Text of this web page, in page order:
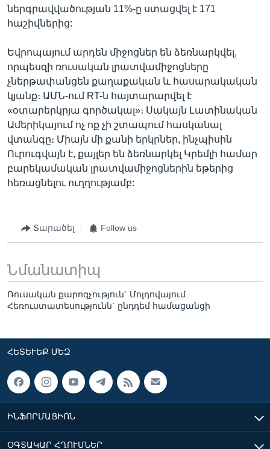
ներգրավվածության 11%-ը ստացվել է 171
հաշիվներից:
Եվրոպայում արդեն միջոցներ են ձեռնարկվել,
որպեսզի ռուսական լրատվամիջոցները
չներթափանցեն քաղաքական և հասարակական
կյանք։ ԱՄՆ-ում RT-ն հայտարարվել է
«օտարերկրյա գործակալ»։ Սակայն Լատինական
Ամերիկայում ոչ ոք չի շտապում հասկանալ
վտանգը։ Միայն մի քանի երկրներ, ինչպիսին
Ուրուգվայն է, քայլեր են ձեռնարկել Կրեմլի համար
բարեկամական լրատվամիջոցներին եթերից
հեռացնելու ուղղությամբ:
Տարածել Follow us
Նմանատիպ
Ռուսական քարոզչություն` Մոլդովայում.
Հեռուստատեսությունն` ընդդեմ համացանցի
ՀԵՏԵՒԵՔ ՄԵԶ
ԻՆՖՈՐՄԱՑԻՈՆ
ՕԳՏԱԿԱՐ ՀՂՈՒՄՆԵՐ